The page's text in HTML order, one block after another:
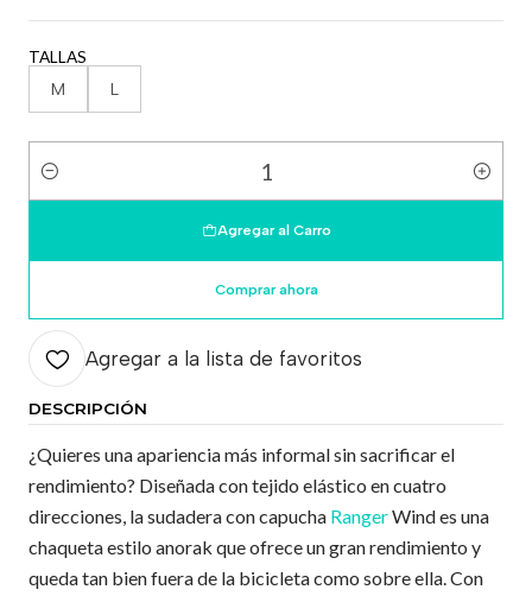
TALLAS
M L
Cantidad
Agregar al Carro
Comprar ahora
Agregar a la lista de favoritos
DESCRIPCIÓN
¿Quieres una apariencia más informal sin sacrificar el
rendimiento? Diseñada con tejido elástico en cuatro
direcciones, la sudadera con capucha RangerWind es una
chaqueta estilo anorak que ofrece un gran rendimiento y
queda tan bien fuera de la bicicleta como sobre ella. Con